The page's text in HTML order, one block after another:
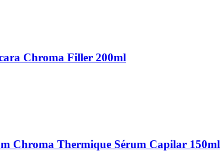
Chroma Filler 200ml
Chroma Thermique Sérum Capilar 150ml